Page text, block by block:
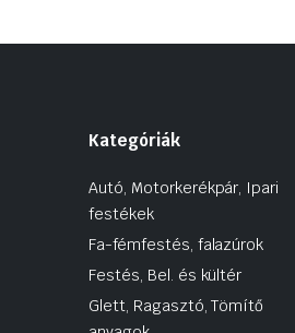
Kategóriák
Autó, Motorkerékpár, Ipari
festékek
Fa-fémfestés, falazúrok
Festés, Bel. és kültér
Glett, Ragasztó, Tömítő